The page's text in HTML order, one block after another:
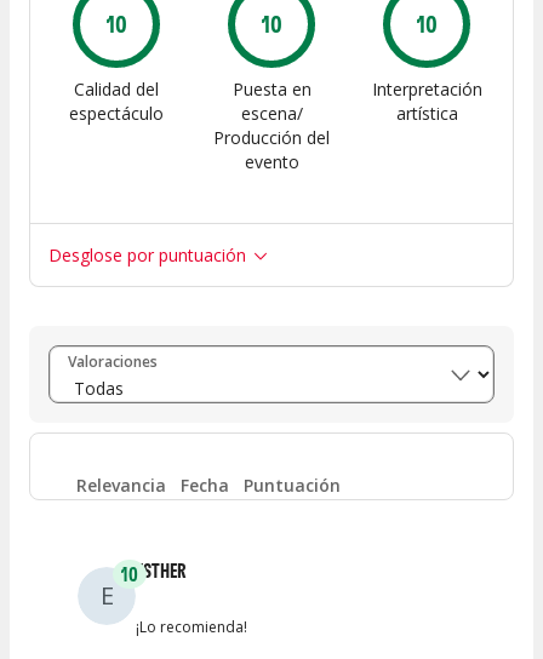
10
Calidad del
espectáculo
10
Puesta en
escena/
Producción del
evento
10
Interpretación
artística
Desglose por puntuación
Entre 8 y 10 (2)
Entre 6 y 8 (0)
Entre 4 y 6 0
Entre 0 y 2
Valoraciones
Relevancia Fecha Puntuación
E
10ESTHER
¡Lo recomienda!